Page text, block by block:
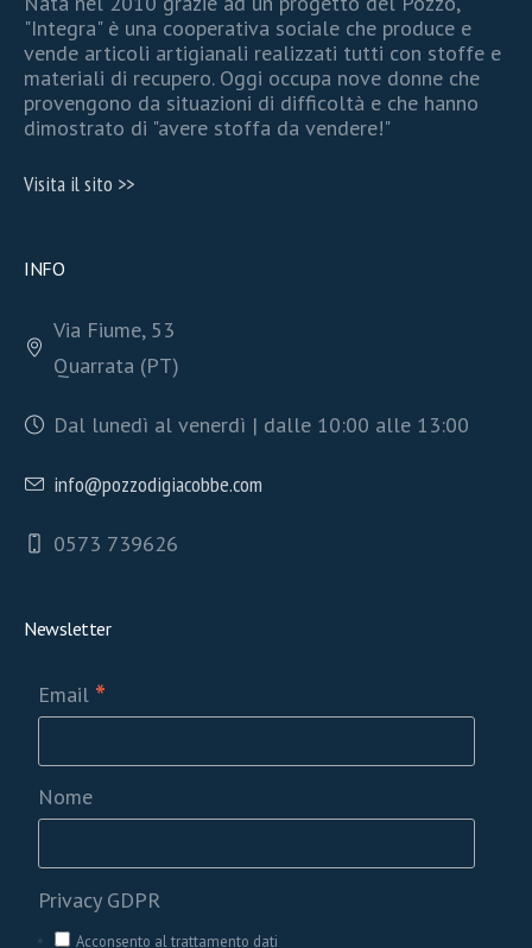
"Integra" è una cooperativa sociale che produce e
vende articoli artigianali realizzati tutti con stoffe e
materiali di recupero. Oggi occupa nove donne che
provengono da situazioni di difficoltà e che hanno
dimostrato di "avere stoffa da vendere!"
Visita il sito >>
INFO
Via Fiume, 53
Quarrata (PT)
Dal lunedì al venerdì | dalle 10:00 alle 13:00
info@pozzodigiacobbe.com
0573 739626
Newsletter
Email *
Nome
Privacy GDPR
Acconsento al trattamento dati